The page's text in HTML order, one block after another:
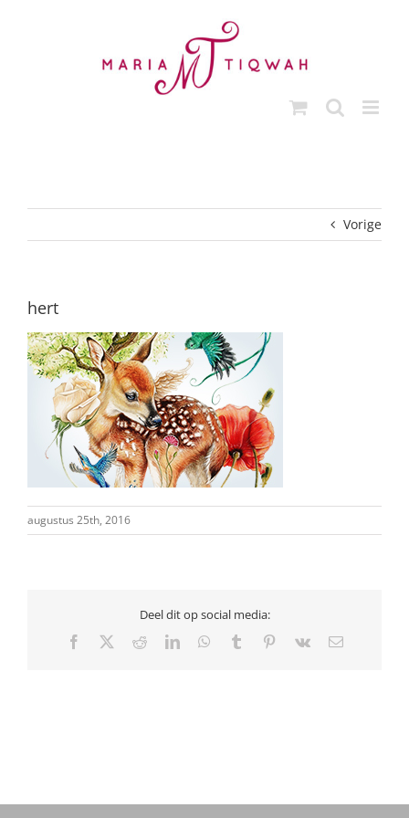
Vorige
hert
augustus 25th, 2016
Deel dit op social media:
Facebook RedditLinkedInWhatsApp
Tumblr Pinterest
Vk
E-